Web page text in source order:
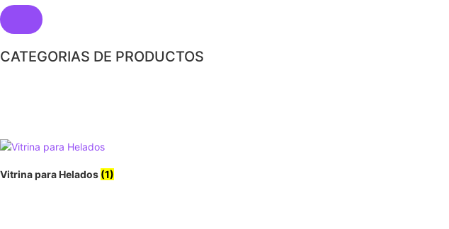
CATEGORIAS DE PRODUCTOS
Vitrina para Helados (1)